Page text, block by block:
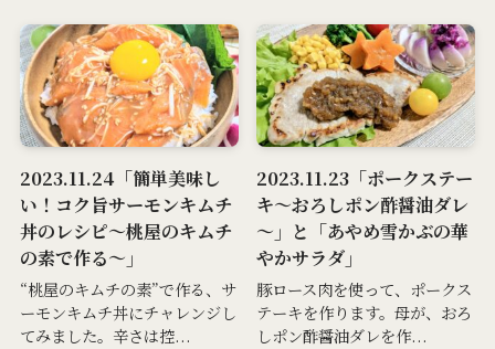
2023.11.24「簡単美味し
い！コク旨サーモンキムチ
丼のレシピ～桃屋のキムチ
の素で作る～」
“桃屋のキムチの素”で作る、サ
ーモンキムチ丼にチャレンジし
てみました。辛さは控...
2023.11.23「ポークステー
キ～おろしポン酢醤油ダレ
～」と「あやめ雪かぶの華
やかサラダ」
豚ロース肉を使って、ポークス
テーキを作ります。母が、おろ
しポン酢醤油ダレを作...